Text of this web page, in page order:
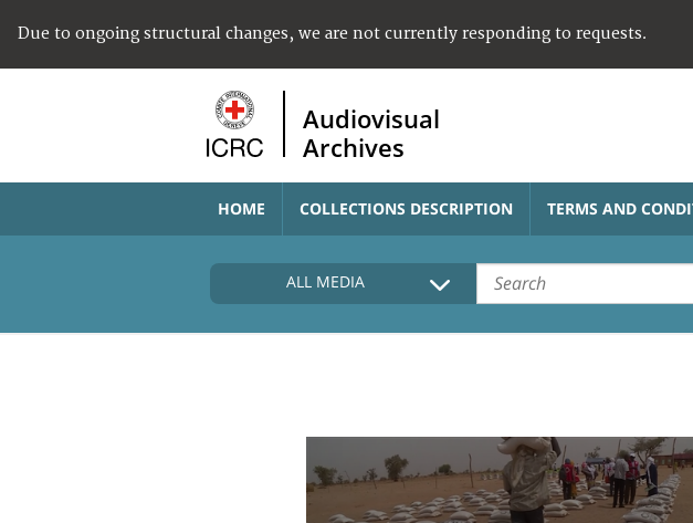
Due to ongoing structural changes, we are not currently responding to requests.
Audiovisual
Archives
HOME COLLECTIONS DESCRIPTION TERMS AND
ALL MEDIA